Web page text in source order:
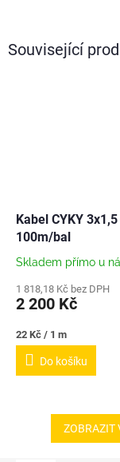
Související
Kabel CYKY
100m/bal
Skladem přímo u
1 818,18 Kč bez DPH
2 200 Kč
Měrná
cena:
22 Kč / 1 m
Do košíku
ZOBRAZIT